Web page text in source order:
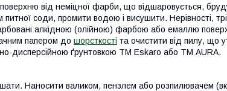
від неміцної фарби, що відшаровується,
соди, промити водою і висушити. Нерівності,
алкідною (олійною) фарбою або емаллю
папером до шорсткості та очистити від пилу, що
дисперсійною ґрунтовкою ТМ Eskaro або ТМ AURA.
Наносити валиком, пензлем або розпилювачем